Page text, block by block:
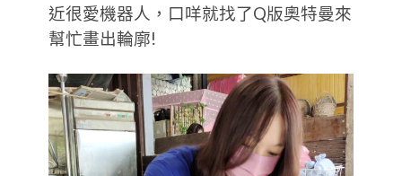
近很愛機器人，口咩就找了Q版奧特曼來
幫忙畫出輪廓!